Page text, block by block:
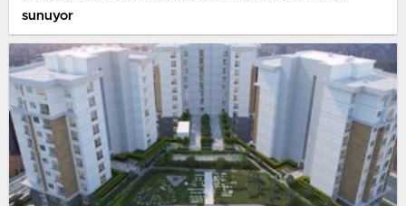
sunuyor